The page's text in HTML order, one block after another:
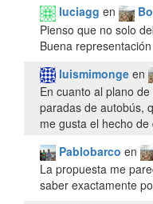
luciagg en
Pienso que no solo
Buena
luismimonge en
En cuanto al plano
paradas de autobús,
me gusta el hecho
Pablobarco en
La propuesta me
saber exactamente